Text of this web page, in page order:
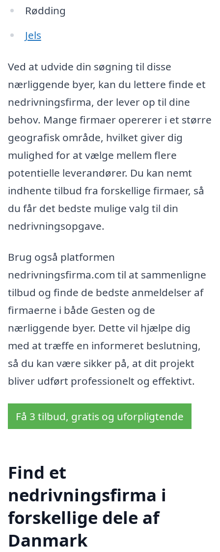
Rødding
Jels
Ved at udvide din søgning til disse
nærliggende byer, kan du lettere finde et
nedrivningsfirma, der lever op til dine
behov. Mange firmaer opererer i et større
geografisk område, hvilket giver dig
mulighed for at vælge mellem flere
potentielle leverandører. Du kan nemt
indhente tilbud fra forskellige firmaer, så
du får det bedste mulige valg til din
nedrivningsopgave.
Brug også platformen
nedrivningsfirma.com til at sammenligne
tilbud og finde de bedste anmeldelser af
firmaerne i både Gesten og de
nærliggende byer. Dette vil hjælpe dig
med at træffe en informeret beslutning,
så du kan være sikker på, at dit projekt
bliver udført professionelt og effektivt.
Få 3 tilbud, gratis og uforpligtende
Find et
nedrivningsfirma i
forskellige dele af
Danmark